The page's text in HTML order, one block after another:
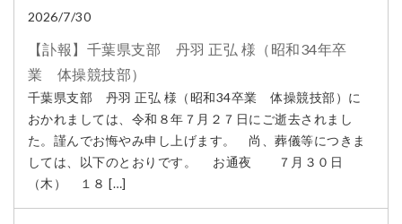
2026/7/30
【訃報】千葉県支部 丹羽 正弘 様（昭和34年卒
業 体操競技部）
千葉県支部 丹羽 正弘 様（昭和34卒業 体操競技部）に
おかれましては、令和８年７月２７日にご逝去されまし
た。謹んでお悔やみ申し上げます。 尚、葬儀等につきま
しては、以下のとおりです。 お通夜 ７月３０日
（木） １８ […]